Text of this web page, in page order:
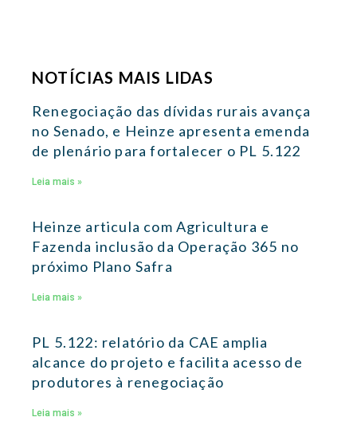
NOTÍCIAS MAIS LIDAS
Renegociação das dívidas rurais avança
no Senado, e Heinze apresenta emenda
de plenário para fortalecer o PL 5.122
Leia mais »
Heinze articula com Agricultura e
Fazenda inclusão da Operação 365 no
próximo Plano Safra
Leia mais »
PL 5.122: relatório da CAE amplia
alcance do projeto e facilita acesso de
produtores à renegociação
Leia mais »